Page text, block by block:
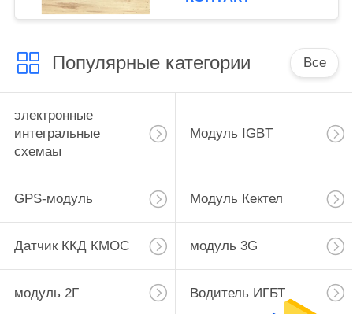
Популярные категории Все
электронные
интегральные
схемаы
Модуль IGBT
GPS-модуль Модуль Кектел
Датчик ККД КМОС модуль 3G
модуль 2Г Водитель ИГБТ